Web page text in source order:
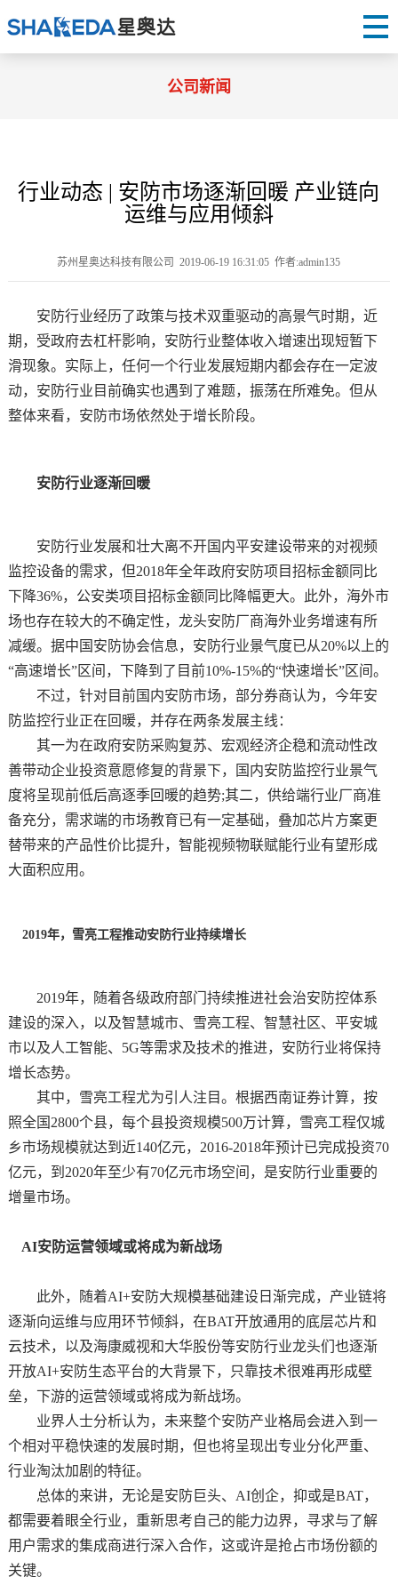
公司新闻
行业动态 | 安防市场逐渐回暖 产业链向
运维与应用倾斜
苏州星奥达科技有限公司 2019-06-19 16:31:05 作者:admin135
安防行业经历了政策与技术双重驱动的高景气时期，近
期，受政府去杠杆影响，安防行业整体收入增速出现短暂下
滑现象。实际上，任何一个行业发展短期内都会存在一定波
动，安防行业目前确实也遇到了难题，振荡在所难免。但从
整体来看，安防市场依然处于增长阶段。
安防行业逐渐回暖
安防行业发展和壮大离不开国内平安建设带来的对视频
监控设备的需求，但2018年全年政府安防项目招标金额同比
下降36%，公安类项目招标金额同比降幅更大。此外，海外市
场也存在较大的不确定性，龙头安防厂商海外业务增速有所
减缓。据中国安防协会信息，安防行业景气度已从20%以上的
“高速增长”区间，下降到了目前10%-15%的“快速增长”区间。
不过，针对目前国内安防市场，部分券商认为，今年安
防监控行业正在回暖，并存在两条发展主线：
其一为在政府安防采购复苏、宏观经济企稳和流动性改
善带动企业投资意愿修复的背景下，国内安防监控行业景气
度将呈现前低后高逐季回暖的趋势;其二，供给端行业厂商准
备充分，需求端的市场教育已有一定基础，叠加芯片方案更
替带来的产品性价比提升，智能视频物联赋能行业有望形成
大面积应用。
2019年，雪亮工程推动安防行业持续增长
2019年，随着各级政府部门持续推进社会治安防控体系
建设的深入，以及智慧城市、雪亮工程、智慧社区、平安城
市以及人工智能、5G等需求及技术的推进，安防行业将保持
增长态势。
其中，雪亮工程尤为引人注目。根据西南证券计算，按
照全国 2800个县，每个县投资规模500万计算，雪亮工程仅城
乡市场规模就达到近140亿元，2016-2018年预计已完成投资70
亿元，到2020年至少有70亿元市场空间，是安防行业重要的
增量市场。
AI安防运营领域或将成为新战场
此外，随着AI+安防大规模基础建设日渐完成，产业链将
逐渐向运维与应用环节倾斜，在BAT开放通用的底层芯片和
云技术，以及海康威视和大华股份等安防行业龙头们也逐渐
开放AI+安防生态平台的大背景下，只靠技术很难再形成壁
垒，下游的运营领域或将成为新战场。
业界人士分析认为，未来整个安防产业格局会进入到一
个相对平稳快速的发展时期，但也将呈现出专业分化严重、
行业淘汰加剧的特征。
总体的来讲，无论是安防巨头、 AI创企，抑或是BAT，
都需要着眼全行业，重新思考自己的能力边界，寻求与了解
用户需求的集成商进行深入合作，这或许是抢占市场份额的
关键。